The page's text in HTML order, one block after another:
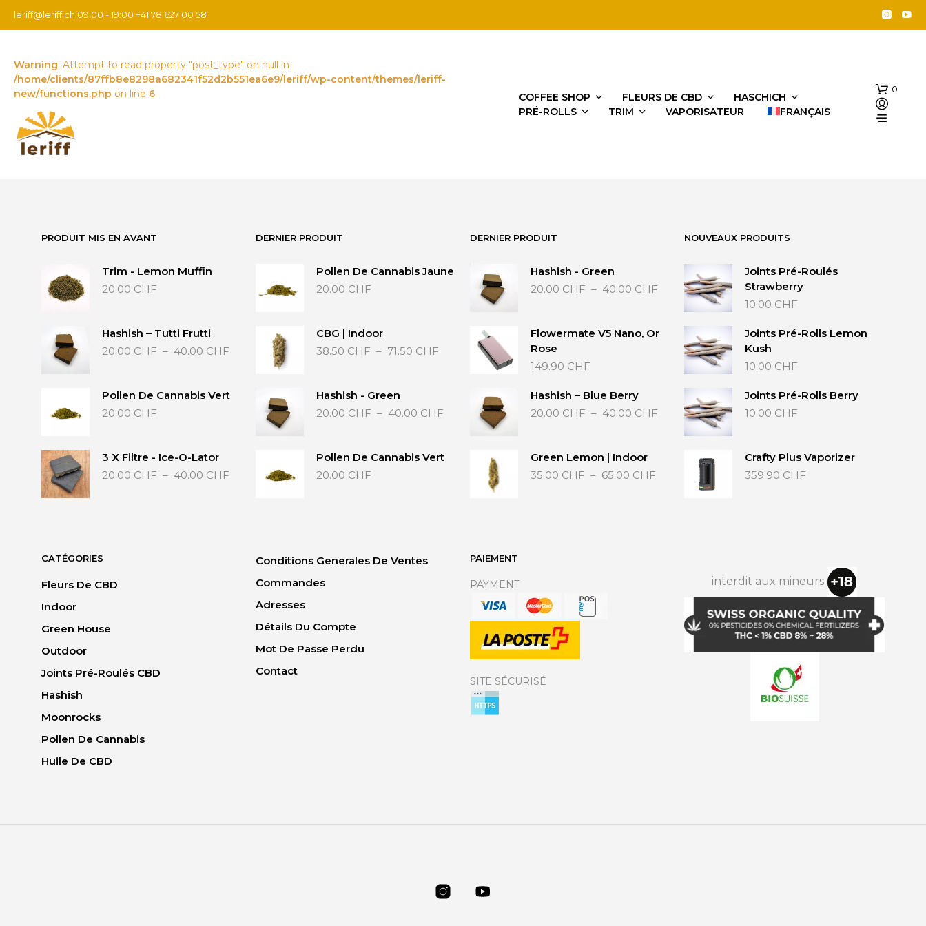
leriff@leriff.ch 09:00 - 19:00 +41 78 627 00 58
Warning: Attempt to read property "post_type" on null in
/home/clients/87ffb8e8298a682341f52d2b551ea6e9/leriff/wp-content/themes/leriff-
new/functions.php on line 6 COFFEE SHOP FLEURS DE CBD
HASCHICH
PRÉ-ROLLS
TRIM VAPORISATEUR FRANÇAIS
0
PRODUIT MIS EN AVANT
Trim - Lemon Muffin
20.00 CHF
Hashish – Tutti Frutti
20.00 CHF – 40.00 CHF
à
40.00 CHF
Pollen De Cannabis Vert
20.00 CHF
3 X Filtre - Ice-O-Lator
20.00 CHF – 40.00 CHF
DERNIER PRODUIT
Pollen De Cannabis Jaune
20.00 CHF
CBG | Indoor
38.50 CHF – 71.50 CHF
71.50 CHF
Hashish - Green
20.00 CHF – 40.00 CHF
à
40.00 CHF
Pollen De Cannabis Vert
20.00 CHF
DERNIER PRODUIT
Hashish - Green
20.00 CHF – 40.00 CHF Plage
20.00 CHF
40.00 CHF
Flowermate V5 Nano, Or
Rose
149.90 CHF
Hashish – Blue Berry
20.00 CHF – 40.00 CHF Plage
40.00 CHF
Green Lemon | Indoor
35.00 CHF – 65.00 CHF
NOUVEAUX PRODUITS
Joints Pré-Roulés
Strawberry
10.00 CHF
Joints Pré-Rolls Lemon
Kush
10.00 CHF
Joints Pré-Rolls Berry
10.00 CHF
Crafty Plus Vaporizer
359.90 CHF
CATÉGORIES
Fleurs De CBD
Indoor
Green House
Outdoor
Joints Pré-Roulés CBD
Hashish
Moonrocks
Pollen De Cannabis
Huile De CBD
Conditions Generales De Ventes
Commandes
Adresses
Détails Du Compte
Mot De Passe Perdu
Contact
PAIEMENT
PAYMENT
SITE SÉCURISÉ
interdit aux mineurs